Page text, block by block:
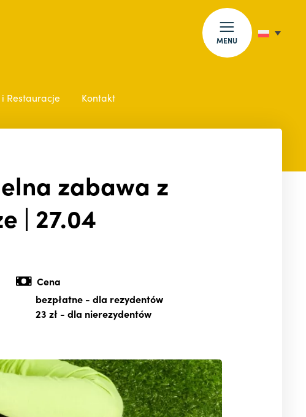
MENU
i Restauracje Kontakt
zabawa z
| 27.04
Cena
bezpłatne- dla rezydentów
23 zł- dla nierezydentów